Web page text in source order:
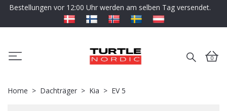
Bestellungen vor 12:00 Uhr werden am selben Tag versendet.
0
Home Dachträger Kia EV 5